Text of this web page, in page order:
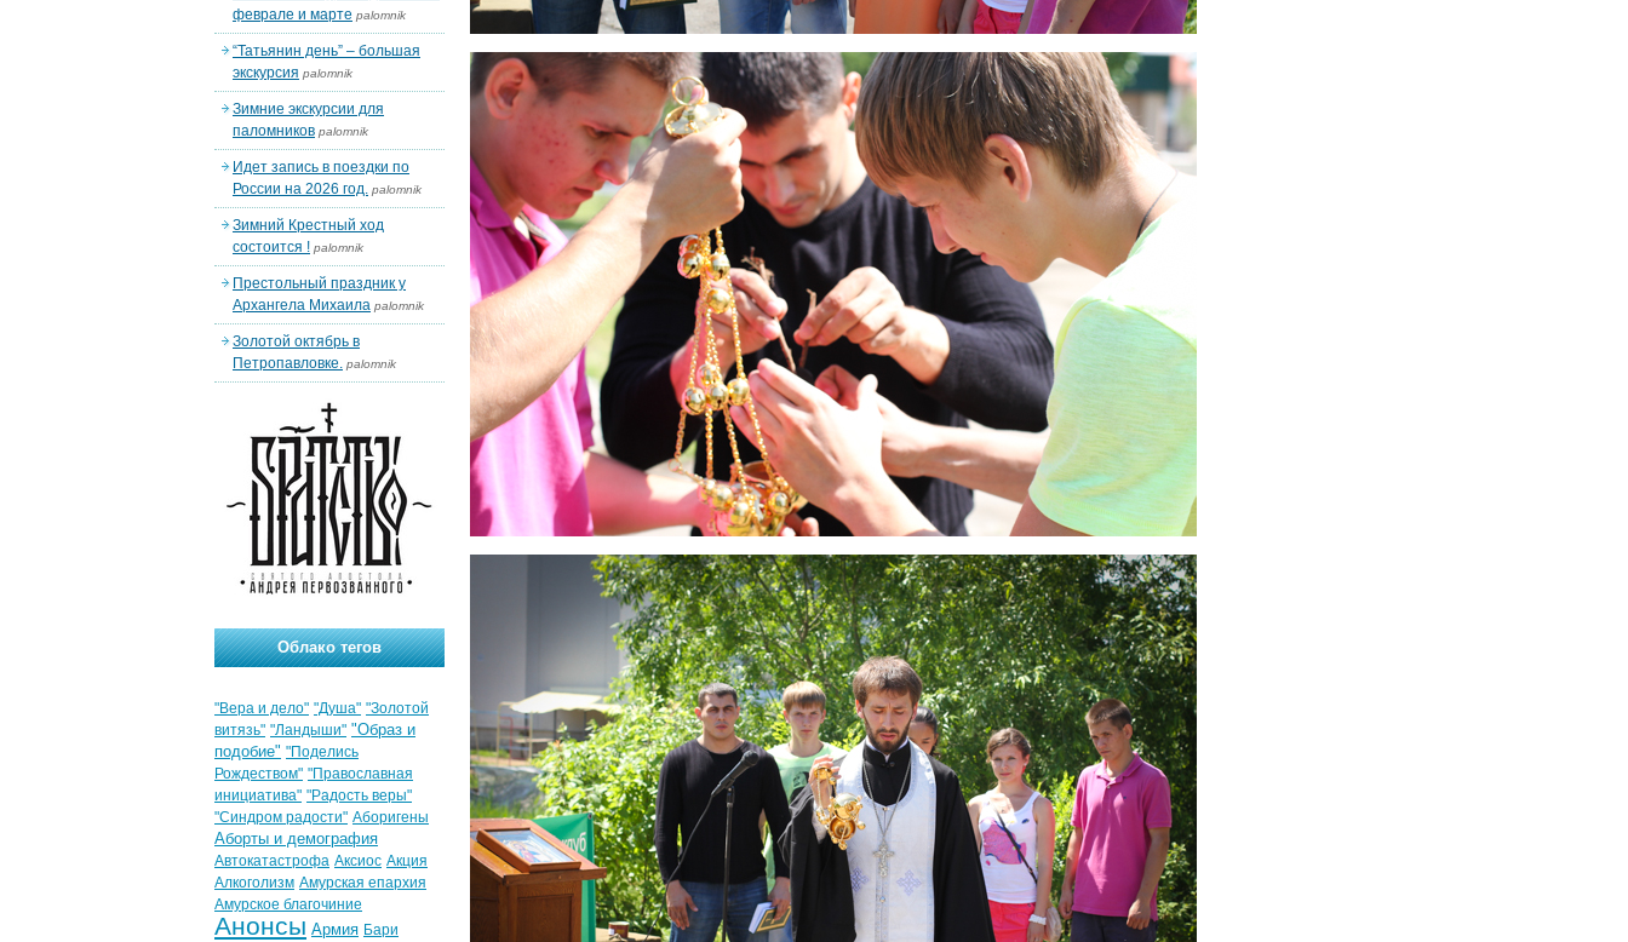
феврале и марте palomnik
“Татьянин день” – большая
экскурсия palomnik
Зимние экскурсии для
паломников palomnik
Идет запись в поездки по
России на 2026 год. palomnik
Зимний Крестный ход
состоится ! palomnik
Престольный праздник у
Архангела Михаила palomnik
Золотой октябрь в
Петропавловке. palomnik
Облако тегов
"Вера и дело" "Душа" "Золотой
витязь" "Ландыши" "Образ и
подобие" "Поделись
Рождеством" "Православная
инициатива" "Радость веры"
"Синдром радости" Аборигены
Аборты и демография
Автокатастрофа Аксиос Акция
Алкоголизм Амурская епархия
Амурское благочиние
Анонсы Армия Бари